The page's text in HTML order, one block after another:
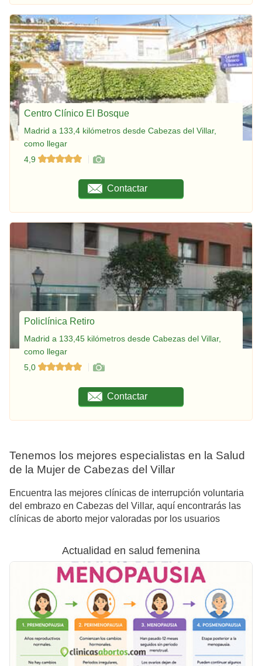
Centro Clínico El Bosque
Madrid a 133,4 kilómetros desde Cabezas del Villar,
como llegar
4,9
Contactar
Policlínica Retiro
Madrid a 133,45 kilómetros desde Cabezas del Villar,
como llegar
5,0
Contactar
Tenemos los mejores especialistas en la Salud
de la Mujer de Cabezas del Villar
Encuentra las mejores clínicas de interrupción voluntaria
del embrazo en Cabezas del Villar, aquí encontrarás las
clínicas de aborto mejor valoradas por los usuarios
Actualidad en salud femenina